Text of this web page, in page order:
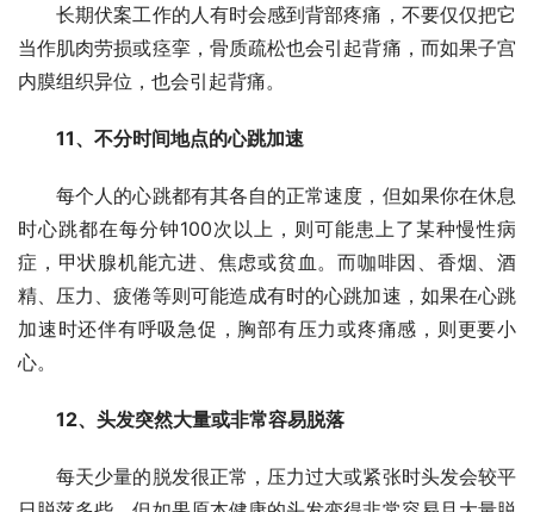
长期伏案工作的人有时会感到背部疼痛，不要仅仅把它
当作肌肉劳损或痉挛，骨质疏松也会引起背痛，而如果子宫
内膜组织异位，也会引起背痛。
11、不分时间地点的心跳加速
每个人的心跳都有其各自的正常速度，但如果你在休息
时心跳都在每分钟100次以上，则可能患上了某种慢性病
症，甲状腺机能亢进、焦虑或贫血。而咖啡因、香烟、酒
精、压力、疲倦等则可能造成有时的心跳加速，如果在心跳
加速时还伴有呼吸急促，胸部有压力或疼痛感，则更要小
心。
12、头发突然大量或非常容易脱落
每天少量的脱发很正常，压力过大或紧张时头发会较平